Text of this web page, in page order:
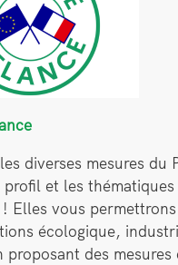
diverses mesures du
et les
Elles vous permettrons
écologique,
proposant des mesures